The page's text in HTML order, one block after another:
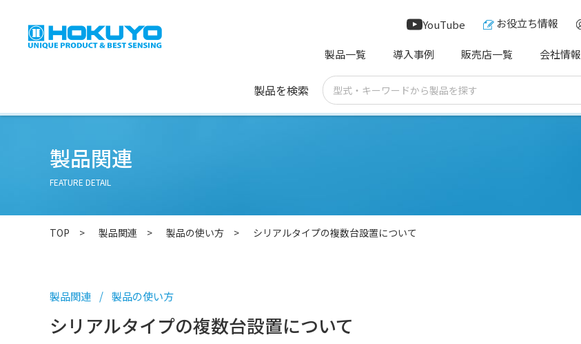
製品一覧 導入事例 販売店一覧 会社情報
YouTube お役立ち情報
製品を検索
製品関連
FEATURE DETAIL
TOP 製品関連 製品の使い方 シリアルタイプの複数台設置について
製品関連 製品の使い方
シリアルタイプの複数台設置について